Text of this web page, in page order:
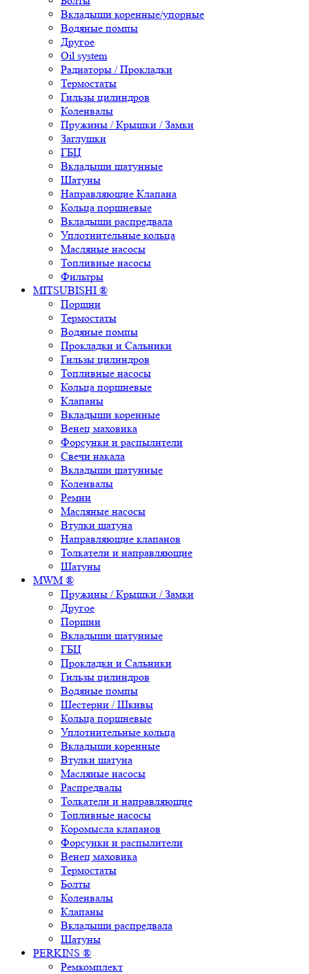
Вкладыши коренные/упорные
Водяные помпы
Другое
Oil system
Радиаторы / Прокладки
Термостаты
Гильзы цилиндров
Коленвалы
Пружины / Крышки / Замки
Заглушки
ГБЦ
Вкладыши шатунные
Шатуны
Направляющие Клапана
Кольца поршневые
Вкладыши распредвала
Уплотнительные кольца
Масляные насосы
Топливные насосы
Фильтры
MITSUBISHI ®
Поршни
Термостаты
Водяные помпы
Прокладки и Сальники
Гильзы цилиндров
Топливные насосы
Кольца поршневые
Клапаны
Вкладыши коренные
Венец маховика
Форсунки и распылители
Свечи накала
Вкладыши шатунные
Коленвалы
Ремни
Масляные насосы
Втулки шатуна
Направляющие клапанов
Толкатели и направляющие
Шатуны
MWM ®
Пружины / Крышки / Замки
Другое
Поршни
Вкладыши шатунные
ГБЦ
Прокладки и Сальники
Гильзы цилиндров
Водяные помпы
Шестерни / Шкивы
Кольца поршневые
Уплотнительные кольца
Вкладыши коренные
Втулки шатуна
Масляные насосы
Распредвалы
Толкатели и направляющие
Топливные насосы
Коромысла клапанов
Форсунки и распылители
Венец маховика
Термостаты
Болты
Коленвалы
Клапаны
Вкладыши распредвала
Шатуны
PERKINS ®
Ремкомплект